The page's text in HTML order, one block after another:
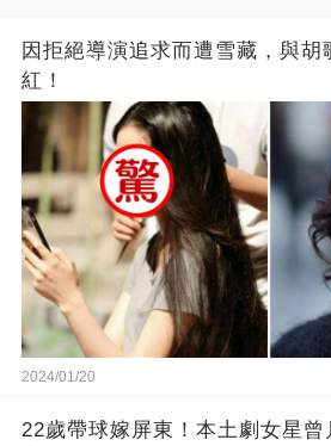
因拒絕導演追求而遭雪藏，與胡
紅！
2024/01/20
22歲帶球嫁屏東！本土劇女星